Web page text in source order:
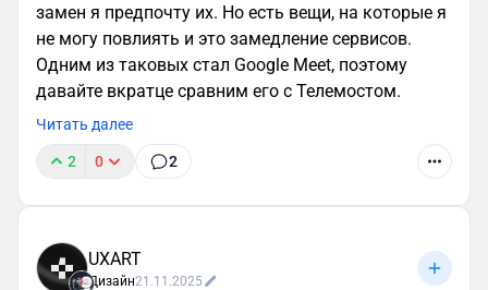
замен я предпочту их. Но есть вещи, на которые я
не могу повлиять и это замедление сервисов.
Одним из таковых стал Google Meet, поэтому
давайте вкратце сравним его с Телемостом.
Читать далее
2 0 2
UXART
Дизайн21.11.2025